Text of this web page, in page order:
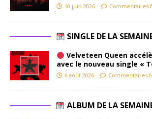
10 juin 2026 Commentaires
SINGLE DE LA
Velveteen Queen
avec le nouveau single «
6 août 2026 Commentaires
ALBUM DE LA